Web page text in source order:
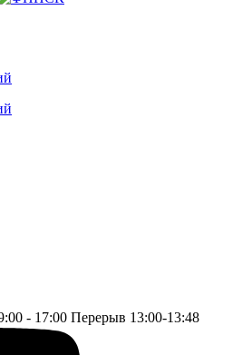
- 17:00 Перерыв 13:00-13:48